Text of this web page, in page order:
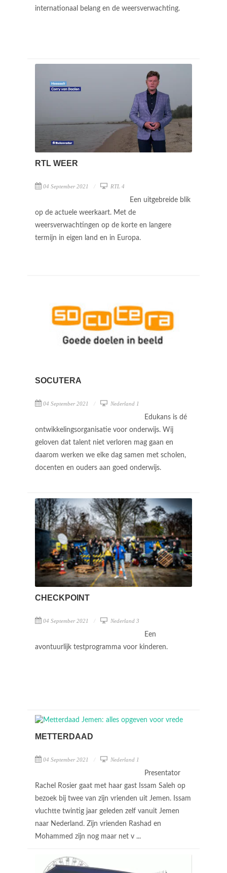
internationaal belang en de weersverwachting.
RTL WEER
04 September 2021 RTL 4
Een uitgebreide blik
op de actuele weerkaart. Met de
weersverwachtingen op de korte en langere
termijn in eigen land en in Europa.
SOCUTERA
04 September 2021 Nederland 1
Edukans is dé
ontwikkelingsorganisatie voor onderwijs. Wij
geloven dat talent niet verloren mag gaan en
daarom werken we elke dag samen met scholen,
docenten en ouders aan goed onderwijs.
CHECKPOINT
04 September 2021 Nederland 3
Een
avontuurlijk testprogramma voor kinderen.
METTERDAAD
04 September 2021 Nederland 1
Presentator
Rachel Rosier gaat met haar gast Issam Saleh op
bezoek bij twee van zijn vrienden uit Jemen. Issam
vluchtte twintig jaar geleden zelf vanuit Jemen
naar Nederland. Zijn vrienden Rashad en
Mohammed zijn nog maar net v ...